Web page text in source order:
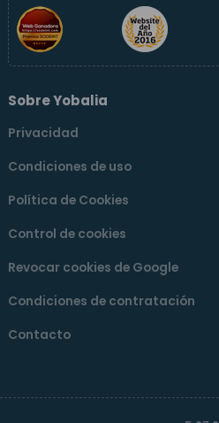
Sobre Yobalia
Privacidad
Condiciones de uso
Política de Cookies
Control de cookies
Revocar cookies de Google
Condiciones de contratación
Contacto